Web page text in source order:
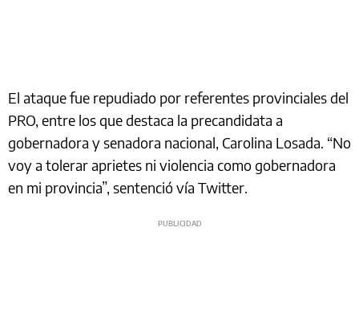
El ataque fue repudiado por referentes provinciales del
PRO, entre los que destaca la precandidata a
gobernadora y senadora nacional, Carolina Losada. “No
voy a tolerar aprietes ni violencia como gobernadora
en mi provincia”, sentenció vía Twitter.